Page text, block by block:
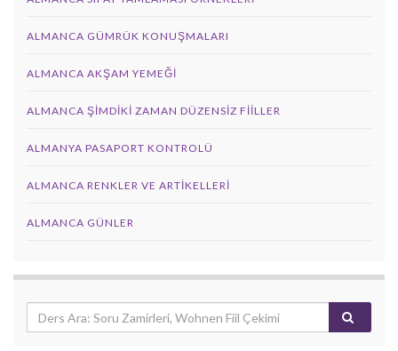
ALMANCA GÜMRÜK KONUŞMALARI
ALMANCA AKŞAM YEMEĞI
ALMANCA ŞIMDIKI ZAMAN DÜZENSIZ FIILLER
ALMANYA PASAPORT KONTROLÜ
ALMANCA RENKLER VE ARTIKELLERI
ALMANCA GÜNLER